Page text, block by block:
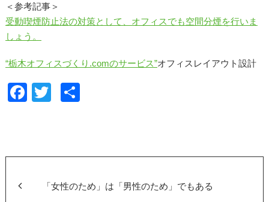
＜参考記事＞
受動喫煙防止法の対策として、オフィスでも空間分煙を行いま
しょう。
“栃木オフィスづくり.comのサービス”オフィスレイアウト設計
F
「女性のため」は「男性のため」でもある